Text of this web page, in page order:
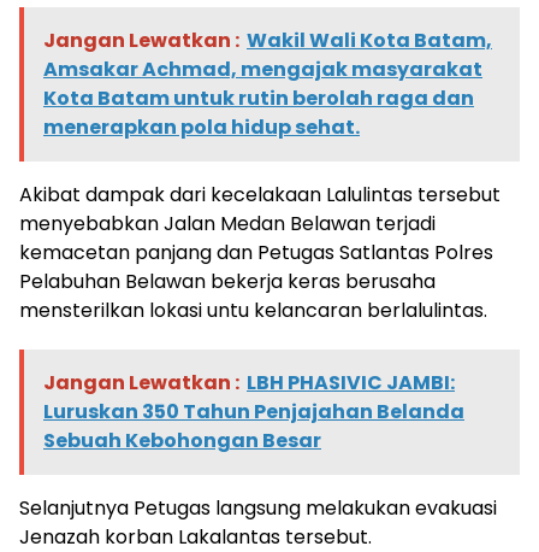
Jangan Lewatkan : Wakil Wali Kota Batam,
Amsakar Achmad, mengajak masyarakat
Kota Batam untuk rutin berolah raga dan
menerapkan pola hidup sehat.
Akibat dampak dari kecelakaan Lalulintas tersebut
menyebabkan Jalan Medan Belawan terjadi
kemacetan panjang dan Petugas Satlantas Polres
Pelabuhan Belawan bekerja keras berusaha
mensterilkan lokasi untu kelancaran berlalulintas.
Jangan Lewatkan : LBH PHASIVIC JAMBI:
Luruskan 350 Tahun Penjajahan Belanda
Sebuah Kebohongan Besar
Selanjutnya Petugas langsung melakukan evakuasi
Jenazah korban Lakalantas tersebut.